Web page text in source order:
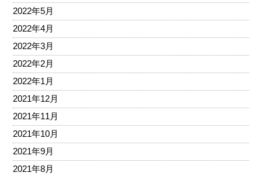
2022年5月
2022年4月
2022年3月
2022年2月
2022年1月
2021年12月
2021年11月
2021年10月
2021年9月
2021年8月